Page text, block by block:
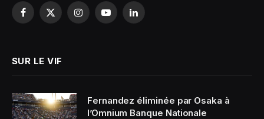
Facebook
X
InstagramYouTubeLinkedIn
SUR LE VIF
Fernandez éliminée par Osaka à
l’Omnium Banque Nationale